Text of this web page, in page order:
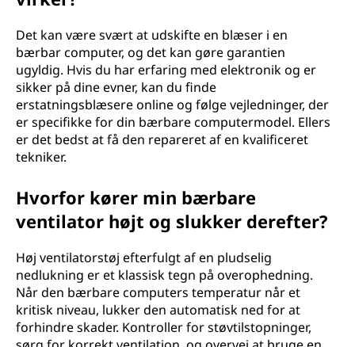
Det kan være svært at udskifte en blæser i en
bærbar computer, og det kan gøre garantien
ugyldig. Hvis du har erfaring med elektronik og er
sikker på dine evner, kan du finde
erstatningsblæsere online og følge vejledninger, der
er specifikke for din bærbare computermodel. Ellers
er det bedst at få den repareret af en kvalificeret
tekniker.
Hvorfor kører min bærbare
ventilator højt og slukker derefter?
Høj ventilatorstøj efterfulgt af en pludselig
nedlukning er et klassisk tegn på overophedning.
Når den bærbare computers temperatur når et
kritisk niveau, lukker den automatisk ned for at
forhindre skader. Kontroller for støvtilstopninger,